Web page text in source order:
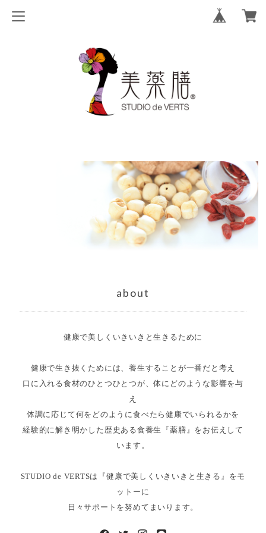
about
健康で美しくいきいきと生きるために
健康で生き抜くためには、養生することが一番だと考え
口に入れる食材のひとつひとつが、体にどのような影響を与
え
体調に応じて何をどのように食べたら健康でいられるかを
経験的に解き明かした歴史ある食養生『薬膳』をお伝えして
います。
STUDIO de VERTSは『健康で美しくいきいきと生きる』をモ
ットーに
日々サポートを努めてまいります。